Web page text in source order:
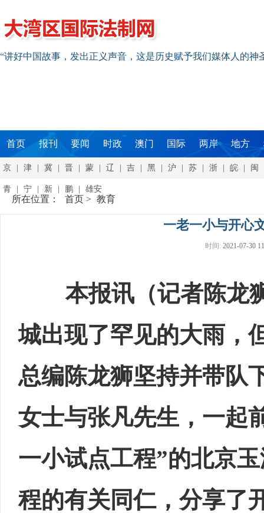
“讲好中国故事，发出正义声音，这是历史赋予我们媒体人的
首页 报刊 要闻 时政 澳门 国际 两岸 地方
京 津 冀 晋 蒙 辽 吉 黑 沪 苏 浙 皖 闽
青 宁 新 鹏 雄安
所在位置： 首页 > 教育
一老一小与开心
时间: 2021-07-30
本报讯（记者陈龙狮
城出现了罕见的大雨，
总编陈龙狮坚持并带队
女士与张凡先生，一起
一小试点工程”的北京
程的有关同仁，分享了